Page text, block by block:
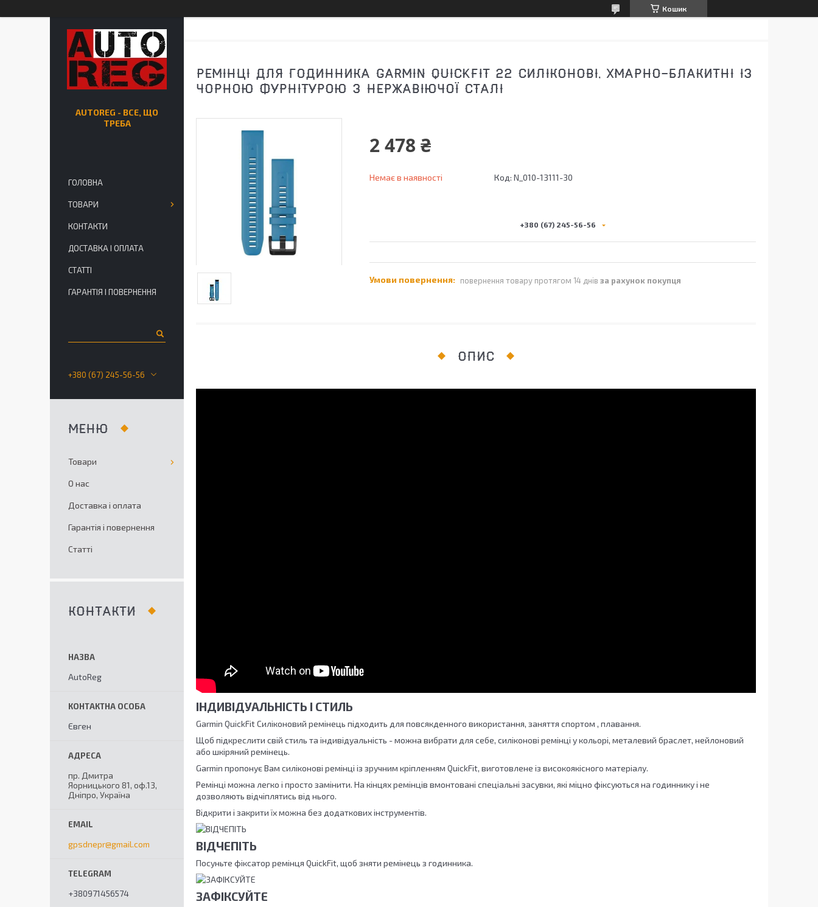
Кошик
РЕМІНЦІ ДЛЯ ГОДИННИКА GARMIN QUICKFIT 22 СИЛІКОНОВІ, ХМАРНО-БЛАКИТНІ ІЗ
ЧОРНОЮ ФУРНІТУРОЮ З НЕРЖАВІЮЧОЇ СТАЛІ
2 478 ₴
Немає в наявності Код: N_010-13111-30
+380 (67) 245-56-56
повернення товару протягом 14 днів за рахунок покупця
ОПИС
ІНДИВІДУАЛЬНІСТЬ І СТИЛЬ
Garmin QuickFit Силіконовий ремінець підходить для повсякденного використання, заняття спортом , плавання.
Щоб підкреслити свій стиль та індивідуальність - можна вибрати для себе, силіконові ремінці у кольорі, металевий браслет, нейлоновий
або шкіряний ремінець.
Garmin пропонує Вам силіконові ремінці із зручним кріпленням QuickFit, виготовлене із високоякісного матеріалу.
Ремінці можна легко і просто замінити. На кінцях ремінців вмонтовані спеціальні засувки, які міцно фіксуються на годиннику і не
дозволяють відчіплятись від нього.
Відкрити і закрити їх можна без додаткових інструментів.
ВІДЧЕПІТЬ
Посуньте фіксатор ремінця QuickFit, щоб зняти ремінець з годинника.
ЗАФІКСУЙТЕ
AUTOREG - ВСЕ, ЩО
ТРЕБА
ГОЛОВНА
ТОВАРИ
КОНТАКТИ
ДОСТАВКА І ОПЛАТА
СТАТТІ
ГАРАНТІЯ І ПОВЕРНЕННЯ
+380 (67) 245-56-56
Товари
О нас
Доставка і оплата
Гарантія і повернення
Статті
КОНТАКТИ
AutoReg
Євген
пр. Дмитра
Яорницького 81, оф.13,
Дніпро, Україна
gpsdnepr@gmail.com
+380971456574